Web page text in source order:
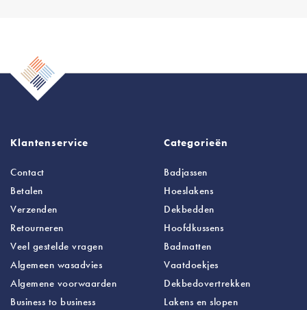
Klantenservice
Contact
Betalen
Verzenden
Retourneren
Veel gestelde vragen
Algemeen wasadvies
Algemene voorwaarden
Business to business
Categorieën
Badjassen
Hoeslakens
Dekbedden
Hoofdkussens
Badmatten
Vaatdoekjes
Dekbedovertrekken
Lakens en slopen